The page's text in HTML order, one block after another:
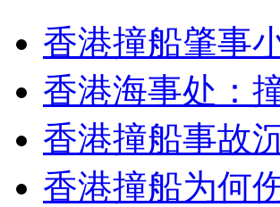
司机酒驾遇交警 急速倒车逃窜
香港撞船肇事
香港海事处：
香港撞船事故
香港撞船为何